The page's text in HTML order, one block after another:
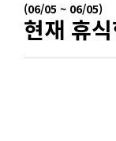
(06/05 ~ 06/05)
현재 휴